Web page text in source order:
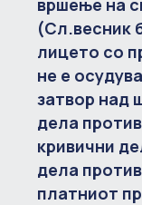
вршење на
(Сл.весник
лицето со
не е
затвор над
дела
кривични
дела
платниот